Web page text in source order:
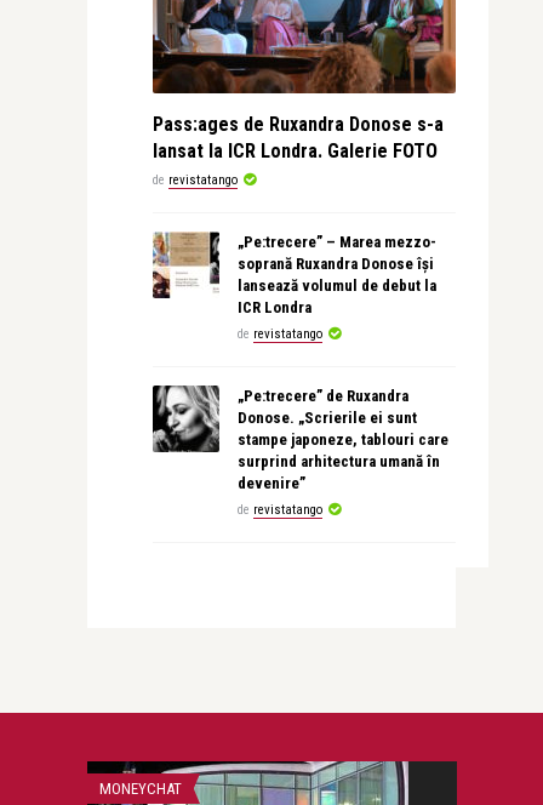
Pass:ages de Ruxandra Donose s-a
lansat la ICR Londra. Galerie FOTO
de revistatango
„Pe:trecere” – Marea mezzo-
soprană Ruxandra Donose își
lansează volumul de debut la
ICR Londra
de revistatango
„Pe:trecere” de Ruxandra
Donose. „Scrierile ei sunt
stampe japoneze, tablouri care
surprind arhitectura umană în
devenire”
de revistatango
MONEYCHAT